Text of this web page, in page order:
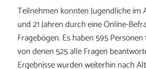
Teilnehmen konnten Jugendliche im
und 21 Jahren durch eine Online-
Fragebögen. Es haben 595
von denen 525 alle Fragen
Ergebnisse wurden weiterhin nach